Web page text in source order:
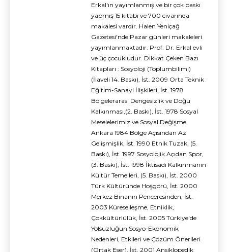
Erkal'ın yayımlanmış ve bir çok baskı
yapmış 15 kitabı ve 700 civarında
makalesi vardır. Halen Yeniçağ
Gazetesi'nde Pazar günleri makaleleri
yayımlanmaktadır. Prof. Dr. Erkal evli
ve üç çocukludur. Dikkat Çeken Bazı
Kitapları : Sosyoloji (Toplumbilimi)
(İlaveli 14. Baskı), İst. 2009 Orta Teknik
Eğitim-Sanayi İlişkileri, İst. 1978
Bölgelerarası Dengesizlik ve Doğu
Kalkınması,(2. Baskı), İst. 1978 Sosyal
Meselelerimiz ve Sosyal Değişme,
Ankara 1984 Bölge Açısından Az
Gelişmişlik, İst. 1990 Etnik Tuzak, (5.
Baskı), İst. 1997 Sosyolojik Açıdan Spor,
(3. Baskı), İst. 1998 İktisadi Kalkınmanın
Kültür Temelleri, (5. Baskı), İst. 2000
Türk Kültüründe Hoşgörü, İst. 2000
Merkez Binanın Penceresinden, İst.
2003 Küreselleşme, Etniklik,
Çokkültürlülük, İst. 2005 Türkiye'de
Yolsuzluğun Sosyo-Ekonomik
Nedenleri, Etkileri ve Çözüm Önerileri
(Ortak Eser), İst. 2001 Ansiklopedik